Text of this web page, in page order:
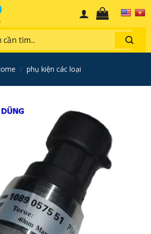
home / phụ kiện các loại